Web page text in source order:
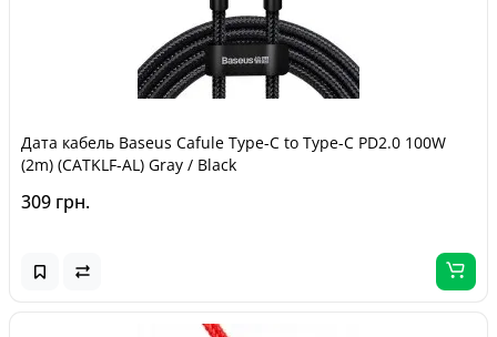
Дата кабель Baseus Cafule Type-C to Type-C PD2.0 100W
(2m) (CATKLF-AL) Gray / Black
309 грн.